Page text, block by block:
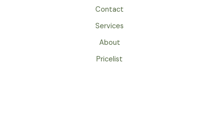
Contact
Services
About
Pricelist